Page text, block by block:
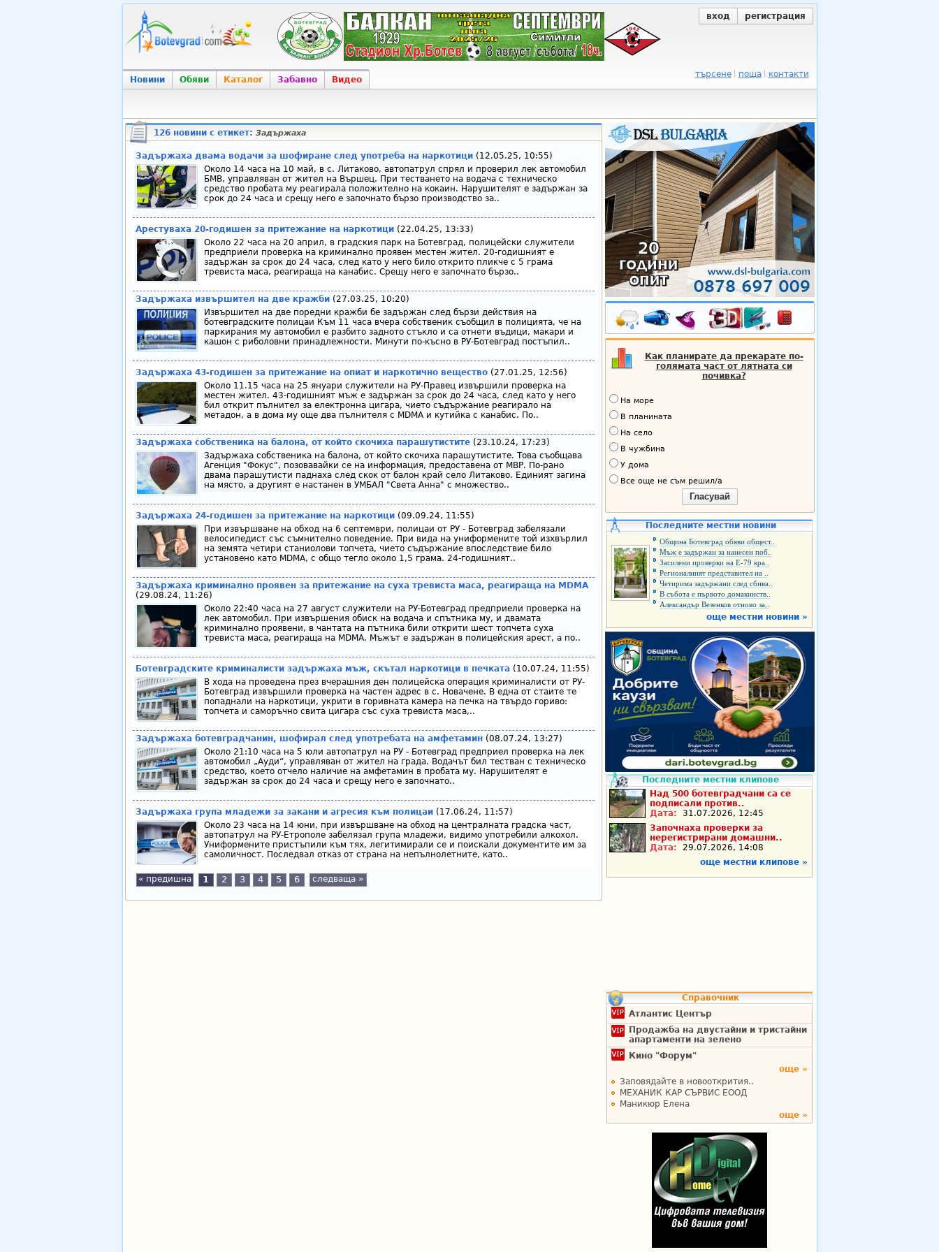
вход регистрация
Новини Обяви Каталог Забавно Видео
търсене поща контакти
126 новини с етикет: Задържаха
Задържаха двама водачи за шофиране след употреба на наркотици(12.05.25, 10:55)
Около 14 часа на 10 май, в с. Литаково, автопатрул спрял и проверил лек автомобил
БМВ, управляван от жител на Вършец. При тестването на водача с техническо
средство пробата му реагирала положително на кокаин. Нарушителят е задържан за
срок до 24 часа и срещу него е започнато бързо производство за..
Арестуваха 20-годишен за притежание на наркотици(22.04.25, 13:33)
Около 22 часа на 20 април, в градския парк на Ботевград, полицейски служители
предприели проверка на криминално проявен местен жител. 20-годишният е
задържан за срок до 24 часа, след като у него било открито пликче с 5 грама
тревиста маса, реагираща на канабис. Срещу него е започнато бързо..
Задържаха извършител на две кражби(27.03.25, 10:20)
Извършител на две поредни кражби бе задържан след бързи действия на
ботевградските полицаи Към 11 часа вчера собственик съобщил в полицията, че на
паркирания му автомобил е разбито задното стъкло и са отнети въдици, макари и
кашон с риболовни принадлежности. Минути по-късно в РУ-Ботевград постъпил..
Задържаха 43-годишен за притежание на опиат и наркотично вещество (27.01.25, 12:56)
Около 11.15 часа на 25 януари служители на РУ-Правец извършили проверка на
местен жител. 43-годишният мъж е задържан за срок до 24 часа, след като у него
бил открит пълнител за електронна цигара, чието съдържание реагирало на
метадон, а в дома му още два пълнителя с MDMA и кутийка с канабис. По..
Задържаха собственика на балона, от който скочиха парашутистите(23.10.24, 17:23)
Задържаха собственика на балона, от който скочиха парашутистите. Това съобщава
Агенция "Фокус", позовавайки се на информация, предоставена от МВР. По-рано
двама парашутисти паднаха след скок от балон край село Литаково. Единият загина
на място, а другият е настанен в УМБАЛ "Света Анна" с множество..
Задържаха 24-годишен за притежание на наркотици(09.09.24, 11:55)
При извършване на обход на 6 септември, полицаи от РУ - Ботевград забелязали
велосипедист със съмнително поведение. При вида на униформените той изхвърлил
на земята четири станиолови топчета, чието съдържание впоследствие било
установено като MDMA, с общо тегло около 1,5 грама. 24-годишният..
Задържаха криминално проявен за притежание на суха тревиста маса, реагираща на MDMA
(29.08.24, 11:26)
Около 22:40 часа на 27 август служители на РУ-Ботевград предприели проверка на
лек автомобил. При извършения обиск на водача и спътника му, и двамата
криминално проявени, в чантата на пътника били открити шест топчета суха
тревиста маса, реагираща на MDMA. Мъжът е задържан в полицейския арест, а по..
Ботевградските криминалисти задържаха мъж, скътал наркотици в печката(10.07.24, 11:55)
В хода на проведена през вчерашния ден полицейска операция криминалисти от РУ-
Ботевград извършили проверка на частен адрес в с. Новачене. В една от стаите те
попаднали на наркотици, укрити в горивната камера на печка на твърдо гориво:
топчета и саморъчно свита цигара със суха тревиста маса,..
Задържаха ботевградчанин, шофирал след употребата на амфетамин(08.07.24, 13:27)
Около 21:10 часа на 5 юли автопатрул на РУ - Ботевград предприел проверка на лек
автомобил „Ауди“, управляван от жител на града. Водачът бил тестван с техническо
средство, което отчело наличие на амфетамин в пробата му. Нарушителят е
задържан за срок до 24 часа и срещу него е започнато..
Задържаха група младежи за закани и агресия към полицаи(17.06.24, 11:57)
Около 23 часа на 14 юни, при извършване на обход на централната градска част,
автопатрул на РУ-Етрополе забелязал група младежи, видимо употребили алкохол.
Униформените пристъпили към тях, легитимирали се и поискали документите им за
самоличност. Последвал отказ от страна на непълнолетните, като..
« предишна 1 2 3 4 5 6 следваща »
Как планирате да прекарате по-
голямата част от лятната си
почивка?
На море
В планината
На село
В чужбина
У дома
Все още не съм решил/а
Гласувай
Последните местни новини
Община Ботевград обяви общест..
Мъж е задържан за нанесен поб..
Засилени проверки на Е-79 кра..
Регионалният представител на ..
Четирима задържани след сбива..
В събота е първото домакинств..
Александър Везенков отново за..
още местни новини »
Последните местни клипове
Над 500 ботевградчани са се
подписали против..
Дата:
31.07.2026, 12:45
Започнаха проверки за
нерегистрирани домашни..
Дата:
29.07.2026, 14:08
още местни клипове »
Справочник
Атлантис Център
Продажба на двустайни и тристайни
апартаменти на зелено
Кино "Форум"
още »
Заповядайте в новооткрития..
МЕХАНИК КАР СЪРВИС ЕООД
Маникюр Елена
още »